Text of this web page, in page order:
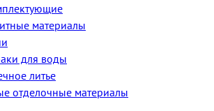
материалы
для воды
литье
отделочные материалы